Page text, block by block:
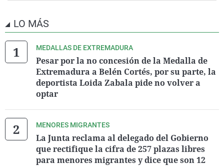
LO MÁS
MEDALLAS DE EXTREMADURA
Pesar por la no concesión de la Medalla de
Extremadura a Belén Cortés, por su parte, la
deportista Loida Zabala pide no volver a
optar
MENORES MIGRANTES
La Junta reclama al delegado del Gobierno
que rectifique la cifra de 257 plazas libres
para menores migrantes y dice que son 12